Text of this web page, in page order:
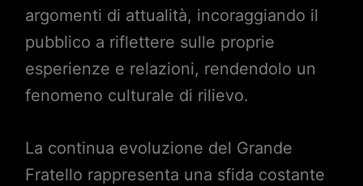
argomenti di attualità, incoraggiando il
pubblico a riflettere sulle proprie
esperienze e relazioni, rendendolo un
fenomeno culturale di rilievo.
La continua evoluzione del Grande
Fratello rappresenta una sfida costante